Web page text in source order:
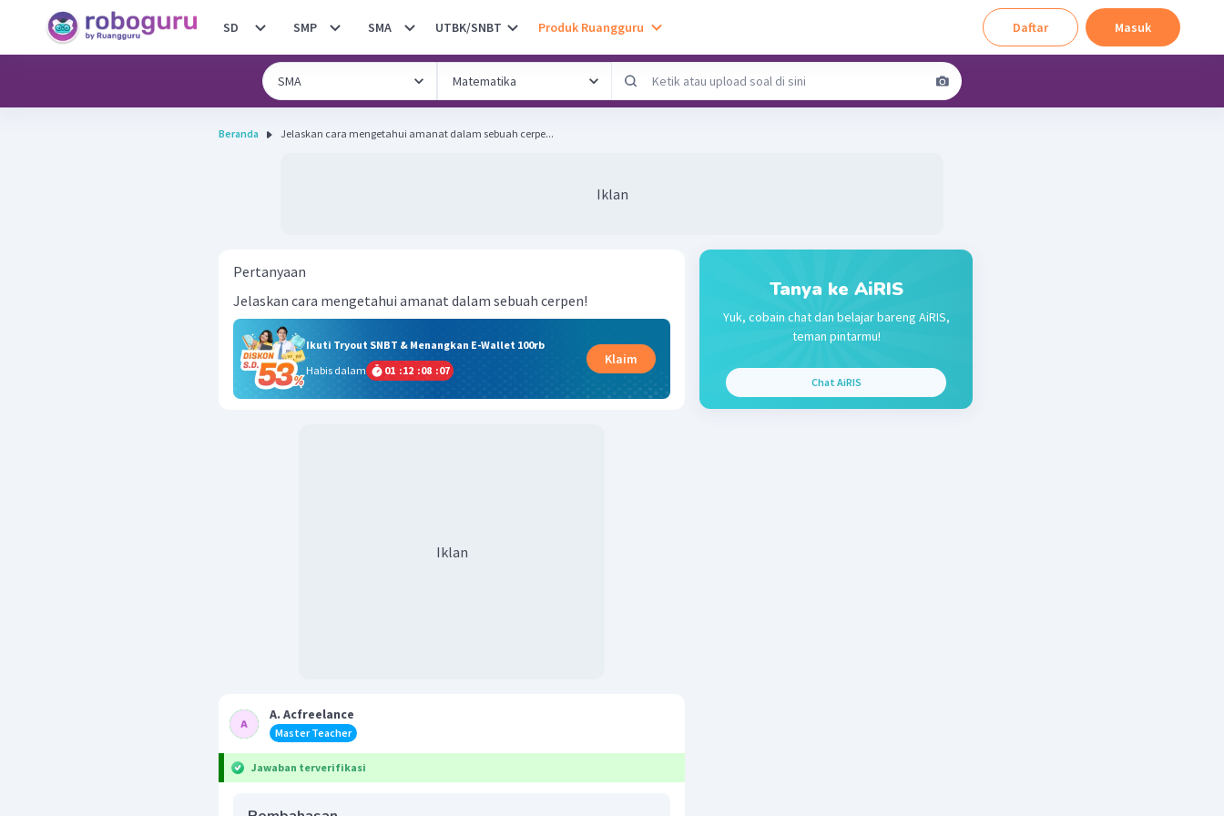
SD SMP SMA UTBK/SNBT Produk Ruangguru Daftar Masuk
Beranda Jelaskan cara mengetahui amanat dalam sebuah cerpe...
Iklan
Pertanyaan
Jelaskan cara mengetahui amanat dalam sebuah cerpen!
Ikuti Tryout SNBT & Menangkan E-Wallet 100rb
Habis dalam
01 :12 :08 :07
Klaim
Iklan
A. Acfreelance
Master Teacher
Jawaban terverifikasi
Tanya ke AiRIS
Yuk, cobain chat dan belajar bareng AiRIS,
teman pintarmu!
Chat AiRIS